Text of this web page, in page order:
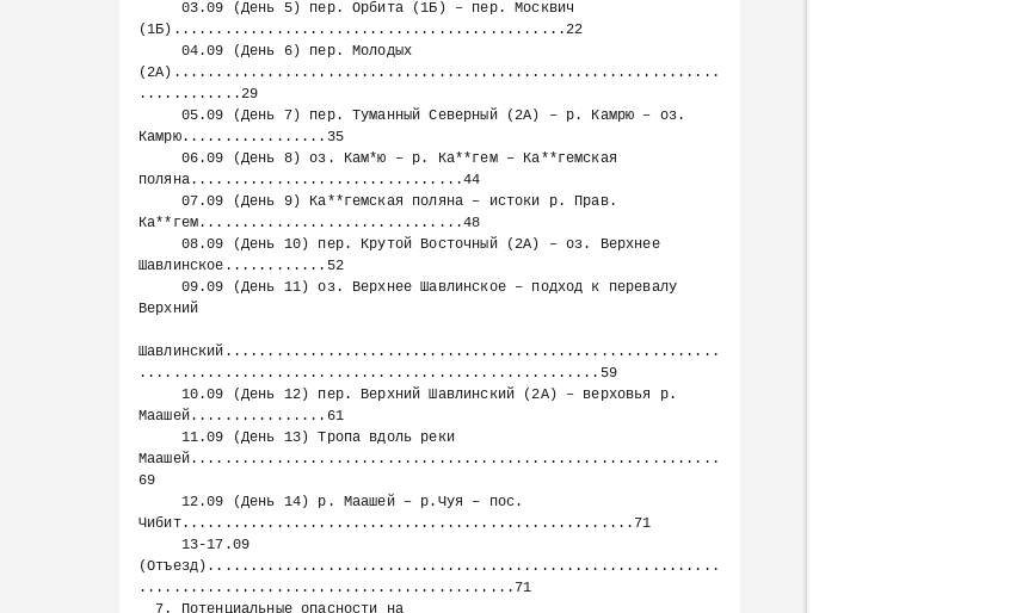
(1Б)..............................................22
(2А)................................................................
............29
Камрю.................35
поляна................................44
Ка**гем...............................48
Шавлинское............52
Верхний
Шавлинский..........................................................
......................................................59
Маашей................61
Маашей..............................................................
69
Чибит.....................................................71
(Отъезд)............................................................
............................................71